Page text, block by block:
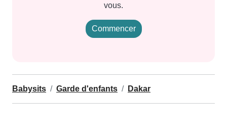
vous.
Commencer
Babysits Garde d'enfants Dakar